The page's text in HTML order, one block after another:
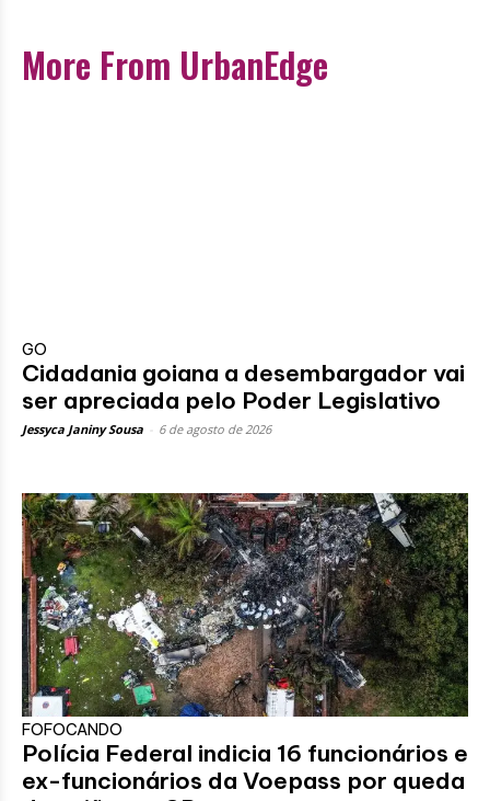
More From UrbanEdge
GO
Cidadania goiana a desembargador vai
ser apreciada pelo Poder Legislativo
Jessyca Janiny Sousa 6 de agosto de 2026
FOFOCANDO
Polícia Federal indicia 16 funcionários e
ex-funcionários da Voepass por queda